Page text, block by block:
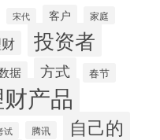
宋代 客户 家庭
投资者
据 方式 春节
产品
试 腾讯 自己的